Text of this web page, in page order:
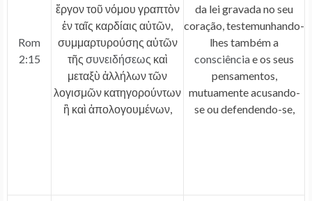
Rom
2:15
ἔργον τοῦ νόμου γραπτὸν
ἐν ταῖς καρδίαις αὐτῶν,
συμμαρτυρούσης αὐτῶν
τῆς συνειδήσεως καὶ
μεταξὺ ἀλλήλων τῶν
λογισμῶν κατηγορούντων
ἢ καὶ ἀπολογουμένων,
da lei gravada no seu
coração, testemunhando-
lhes também a
consciênciae os seus
pensamentos,
mutuamente acusando-
se ou defendendo-se,